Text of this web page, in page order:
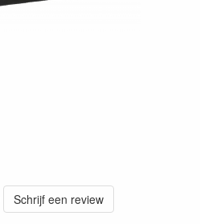
Schrijf een review